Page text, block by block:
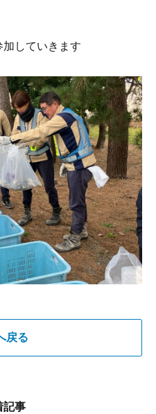
していきます
戻る
記事